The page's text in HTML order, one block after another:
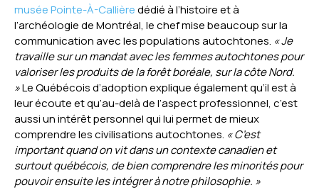
musée Pointe-À-Callièredédié à l’histoire et à
l’archéologie de Montréal, le chef mise beaucoup sur la
communication avec les populations autochtones. « Je
travaille sur un mandat avec les femmes autochtones pour
valoriser les produits de la forêt boréale, sur la côte Nord.
»Le Québécois d’adoption explique également qu’il est à
leur écoute et qu’au-delà de l’aspect professionnel, c’est
aussi un intérêt personnel qui lui permet de mieux
comprendre les civilisations autochtones. « C’est
important quand on vit dans un contexte canadien et
surtout québécois, de bien comprendre les minorités pour
pouvoir ensuite les intégrer à notre philosophie. »